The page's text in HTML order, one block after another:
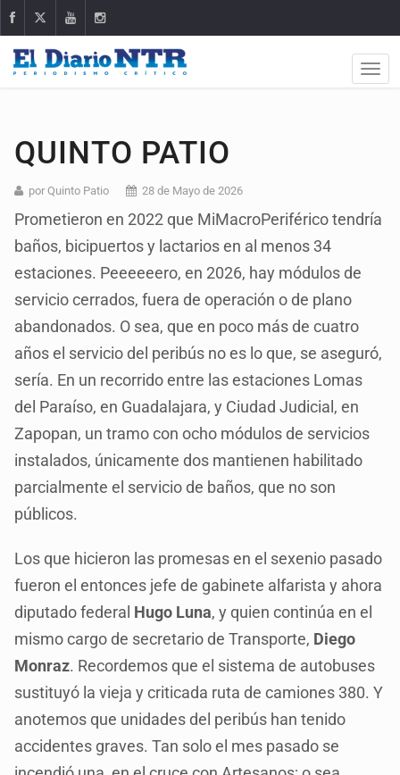
QUINTO PATIO
por Quinto Patio 28 de Mayo de 2026
Prometieron en 2022 que MiMacroPeriférico tendría
baños, bicipuertos y lactarios en al menos 34
estaciones. Peeeeeero, en 2026, hay módulos de
servicio cerrados, fuera de operación o de plano
abandonados. O sea, que en poco más de cuatro
años el servicio del peribús no es lo que, se aseguró,
sería. En un recorrido entre las estaciones Lomas
del Paraíso, en Guadalajara, y Ciudad Judicial, en
Zapopan, un tramo con ocho módulos de servicios
instalados, únicamente dos mantienen habilitado
parcialmente el servicio de baños, que no son
públicos.
Los que hicieron las promesas en el sexenio pasado
fueron el entonces jefe de gabinete alfarista y ahora
diputado federal Hugo Luna, y quien continúa en el
mismo cargo de secretario de Transporte, Diego
Monraz. Recordemos que el sistema de autobuses
sustituyó la vieja y criticada ruta de camiones 380. Y
anotemos que unidades del peribús han tenido
accidentes graves. Tan solo el mes pasado se